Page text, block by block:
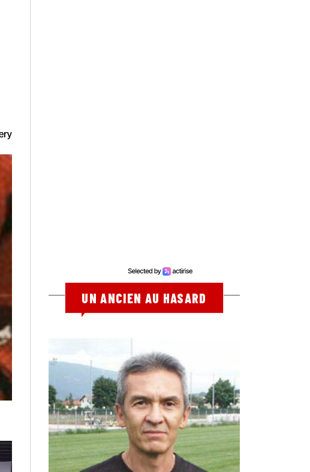
UN ANCIEN AU HASARD